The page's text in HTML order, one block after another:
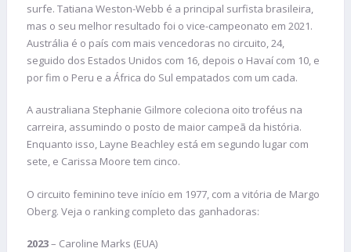
surfe. Tatiana Weston-Webb é a principal surfista brasileira,
mas o seu melhor resultado foi o vice-campeonato em 2021.
Austrália é o país com mais vencedoras no circuito, 24,
seguido dos Estados Unidos com 16, depois o Havaí com 10, e
por fim o Peru e a África do Sul empatados com um cada.
A australiana Stephanie Gilmore coleciona oito troféus na
carreira, assumindo o posto de maior campeã da história.
Enquanto isso, Layne Beachley está em segundo lugar com
sete, e Carissa Moore tem cinco.
O circuito feminino teve início em 1977, com a vitória de Margo
Oberg. Veja o ranking completo das ganhadoras:
2023– Caroline Marks (EUA)